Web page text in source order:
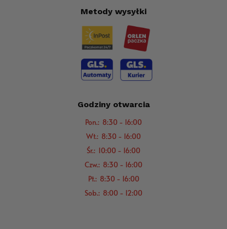
Metody wysyłki
Godziny otwarcia
Pon.: 8:30 - 16:00
Wt.: 8:30 - 16:00
Śr.: 10:00 - 16:00
Czw.: 8:30 - 16:00
Pt.: 8:30 - 16:00
Sob.: 8:00 - 12:00